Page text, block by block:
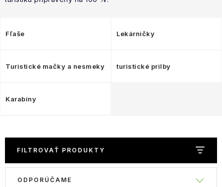
VÝPREDAJ
Moja objednávka
Fľaše Lekárničky
Turistické mačky a nesmeky turistické prilby
Karabíny
FILTROVAŤ PRODUKTY
ODPORÚČAME